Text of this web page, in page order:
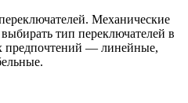
Механические
тип переключателей в
предпочтений — линейные,